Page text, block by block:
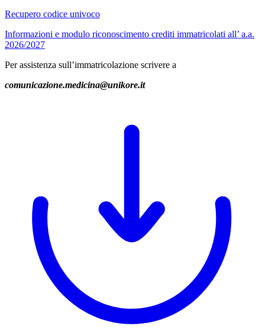
Recupero codice univoco
Informazioni e modulo riconoscimento crediti immatricolati all’ a.a.
2026/2027
Per assistenza sull’immatricolazione scrivere a
comunicazione.medicina@unikore.it